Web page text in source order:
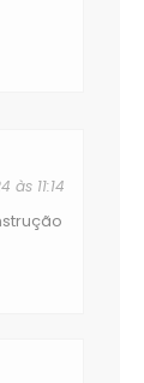
às 11:14